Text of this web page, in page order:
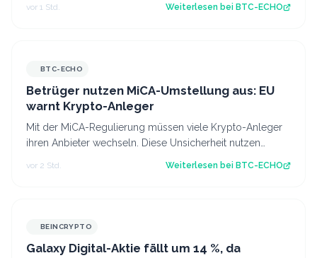
vor 1 Std. Weiterlesen bei BTC-ECHO
BTC-ECHO
Betrüger nutzen MiCA-Umstellung aus: EU
warnt Krypto-Anleger
Mit der MiCA-Regulierung müssen viele Krypto-Anleger
ihren Anbieter wechseln. Diese Unsicherheit nutzen
vor 2 Std. Weiterlesen bei BTC-ECHO
BEINCRYPTO
Galaxy Digital-Aktie fällt um 14 %, da